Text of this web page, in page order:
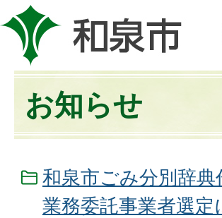
お知らせ
和泉市ごみ分別辞典
業務委託事業者選定